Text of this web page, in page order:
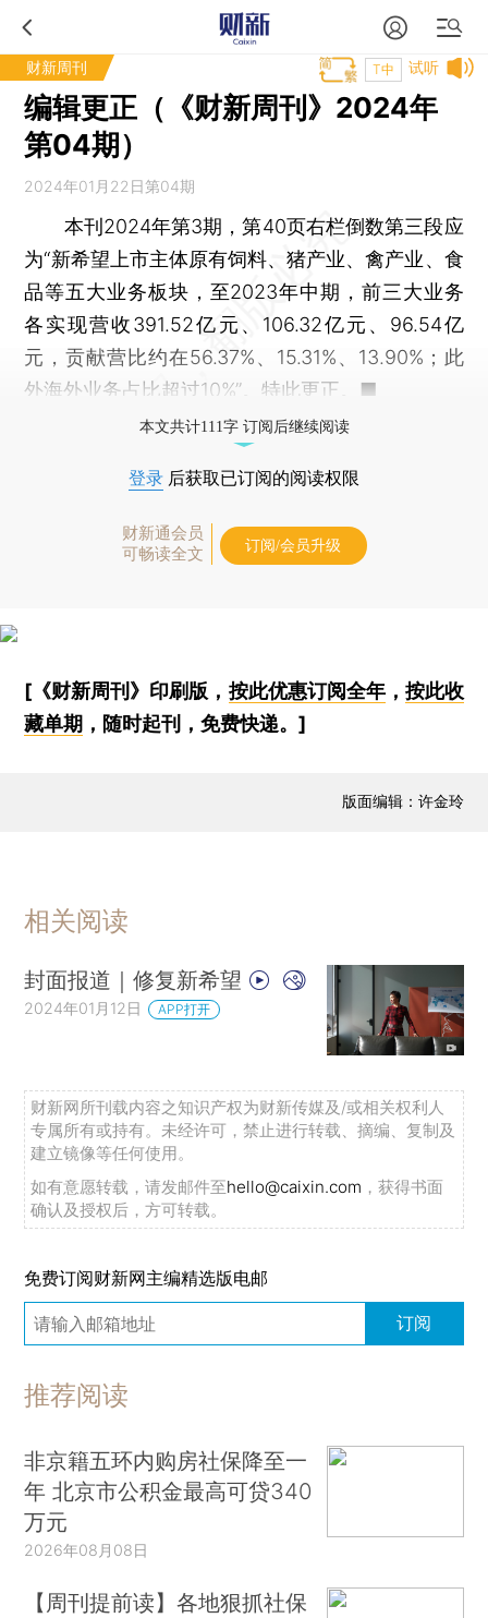
财新周刊 试听
T中
编辑更正（《财新周刊》2024年
第04期）
2024年01月22日第04期
本刊2024年第3期，第40页右栏倒数第三段应
为“新希望上市主体原有饲料、猪产业、禽产业、食
品等五大业务板块，至2023年中期，前三大业务
各实现营收391.52亿元、106.32亿元、96.54亿
元，贡献营比约在56.37%、15.31%、13.90%；此
外海外业务占比超过10%”。特此更正。■
本文共计111字 订阅后继续阅读
登录 后获取已订阅的阅读权限
财新通会员
可畅读全文
订阅/会员升级
[《财新周刊》印刷版， 按此优惠订阅全年， 按此收
藏单期 ，随时起刊，免费快递。]
版面编辑：许金玲
相关阅读
封面报道｜修复新希望
2024年01月12日 APP打开
财新网所刊载内容之知识产权为财新传媒及/或相关权利人
专属所有或持有。未经许可，禁止进行转载、摘编、复制及
建立镜像等任何使用。
如有意愿转载，请发邮件至hello@caixin.com ，获得书面
确认及授权后，方可转载。
免费订阅财新网主编精选版电邮
订阅
推荐阅读
非京籍五环内购房社保降至一
年 北京市公积金最高可贷340
万元
2026年08月08日
【周刊提前读】各地狠抓社保